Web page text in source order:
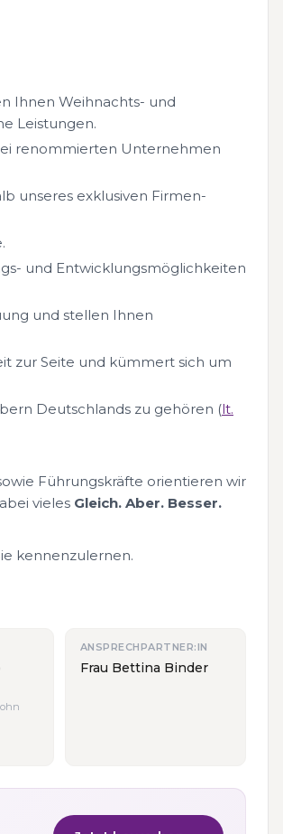
Ihnen Weihnachts- und
Leistungen.
renommierten Unternehmen
unseres exklusiven Firmen-
und Entwicklungsmöglichkeiten
und stellen Ihnen
zur Seite und kümmert sich um
Deutschlands zu gehören (lt.
Führungskräfte orientieren wir
vieles Gleich. Aber. Besser.
kennenzulernen.
ANSPRECHPARTNER:IN
Frau Bettina Binder